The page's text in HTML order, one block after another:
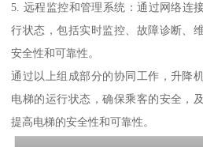
5. 远程监控和管理系统：通过网络连
行状态，包括实时监控、故障诊断、
安全性和可靠性。
通过以上组成部分的协同工作，升降
电梯的运行状态，确保乘客的安全，
提高电梯的安全性和可靠性。